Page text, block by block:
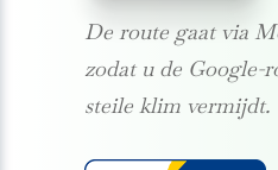
De route gaat via
zodat u de Google-
steile klim vermijdt.